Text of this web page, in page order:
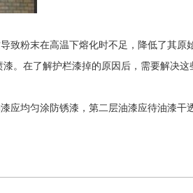
粉末在高温下熔化时不足，降低了其原
。在了解护栏漆掉的原因后，需要解决这
均匀涂防锈漆，第二层油漆应待油漆干